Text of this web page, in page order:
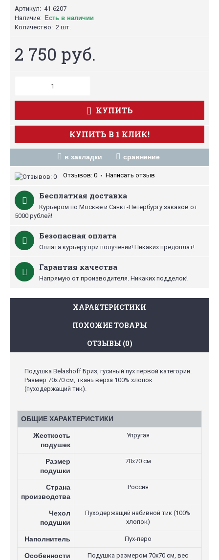
Артикул: 41-6207
Наличие: Есть в наличии
Количество: 2 шт.
2 750 руб.
КУПИТЬ
КУПИТЬ В 1 КЛИК!
в закладки сравнение
Отзывов: 0 • Написать отзыв
Бесплатная доставка
Курьером по Москве и Санкт-Петербургу заказов от
5000 рублей!
Безопасная оплата
Оплата курьеру при получении! Никаких предоплат!
Гарантия качества
Напрямую от производителя. Никаких подделок!
ХАРАКТЕРИСТИКИ
ПОХОЖИЕ ТОВАРЫ
ОТЗЫВЫ (0)
Подушка Belashoff Бриз, гусиный пух первой категории.
Размер 70х70 см, ткань верха 100% хлопок
(пуходержащий тик).
ОБЩИЕ ХАРАКТЕРИСТИКИ
Жесткость
подушек
Упругая
Размер
подушки
70х70 см
Страна
производства
Россия
Чехол
подушки
Пуходержащий набивной тик (100%
хлопок)
Наполнитель Пух-перо
Особенности
Подушка размером 70х70 см, вес